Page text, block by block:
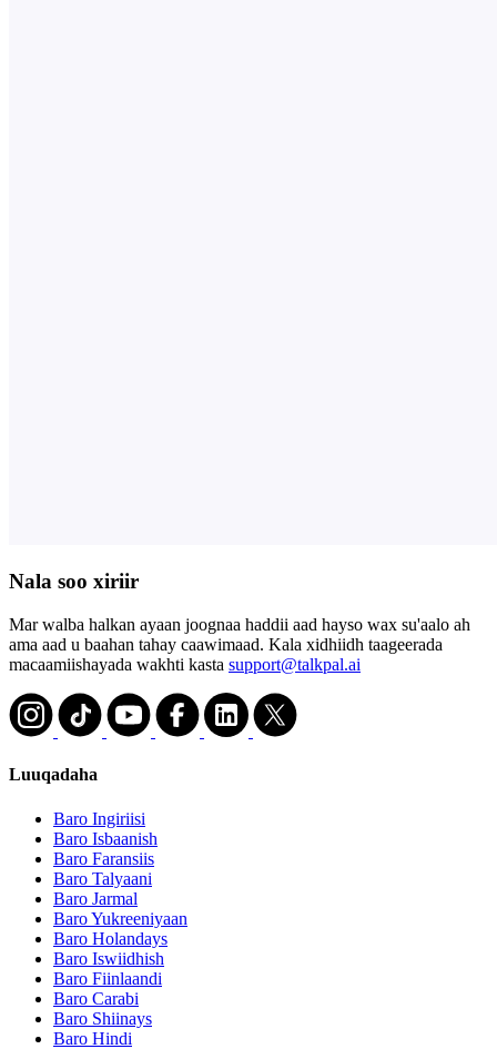
Nala soo xiriir
Mar walba halkan ayaan joognaa haddii aad hayso wax su'aalo ah
ama aad u baahan tahay caawimaad. Kala xidhiidh taageerada
macaamiishayada wakhti kasta support@talkpal.ai
Luuqadaha
Baro Ingiriisi
Baro Isbaanish
Baro Faransiis
Baro Talyaani
Baro Jarmal
Baro Yukreeniyaan
Baro Holandays
Baro Iswiidhish
Baro Fiinlaandi
Baro Carabi
Baro Shiinays
Baro Hindi